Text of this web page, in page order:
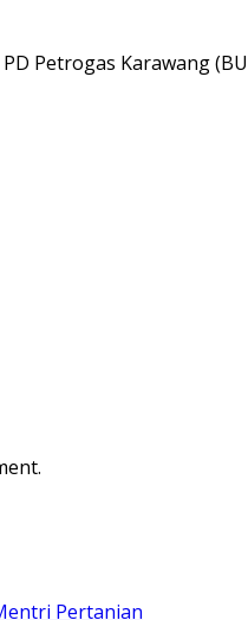
Petrogas Karawang